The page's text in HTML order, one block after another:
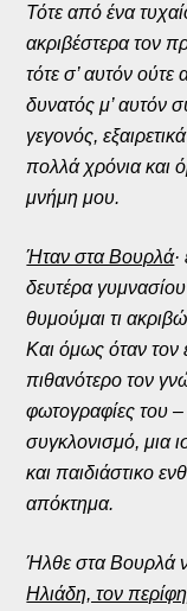
Τότε από ένα
ακριβέστερα τον
τότε σ’ αυτόν ούτε
δυνατός μ’ αυτόν
γεγονός,
πολλά χρόνια και
μνήμη μου.
Ήταν στα Βουρλά
δευτέρα
θυμούμαι τι
Και όμως όταν τον
πιθανότερο τον
φωτογραφίες του –
συγκλονισμό, μια
και παιδιάστικο
απόκτημα.
Ήλθε στα Βουρλά
Ηλιάδη, τον